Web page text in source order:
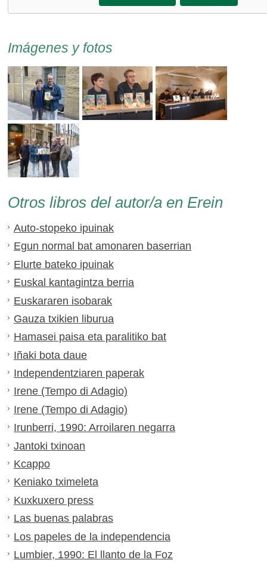
Imágenes y fotos
Otros libros del autor/a en Erein
Auto-stopeko ipuinak
Egun normal bat amonaren baserrian
Elurte bateko ipuinak
Euskal kantagintza berria
Euskararen isobarak
Gauza txikien liburua
Hamasei paisa eta paralitiko bat
Iñaki bota daue
Independentziaren paperak
Irene (Tempo di Adagio)
Irene (Tempo di Adagio)
Irunberri, 1990: Arroilaren negarra
Jantoki txinoan
Kcappo
Keniako tximeleta
Kuxkuxero press
Las buenas palabras
Los papeles de la independencia
Lumbier, 1990: El llanto de la Foz